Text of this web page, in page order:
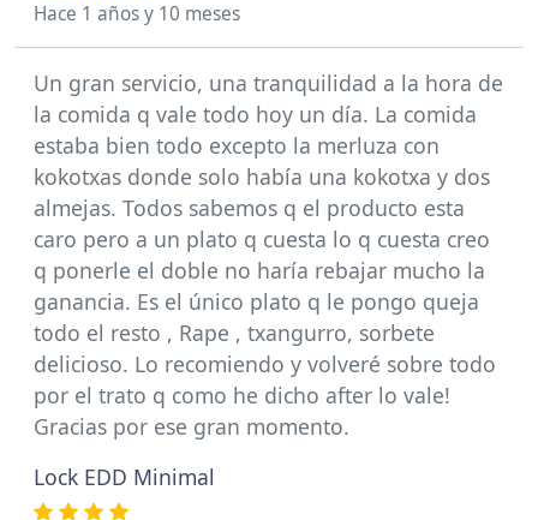
Hace 1 años y 10 meses
Un gran servicio, una tranquilidad a la hora de
la comida q vale todo hoy un día. La comida
estaba bien todo excepto la merluza con
kokotxas donde solo había una kokotxa y dos
almejas. Todos sabemos q el producto esta
caro pero a un plato q cuesta lo q cuesta creo
q ponerle el doble no haría rebajar mucho la
ganancia. Es el único plato q le pongo queja
todo el resto , Rape , txangurro, sorbete
delicioso. Lo recomiendo y volveré sobre todo
por el trato q como he dicho after lo vale!
Gracias por ese gran momento.
Lock EDD Minimal